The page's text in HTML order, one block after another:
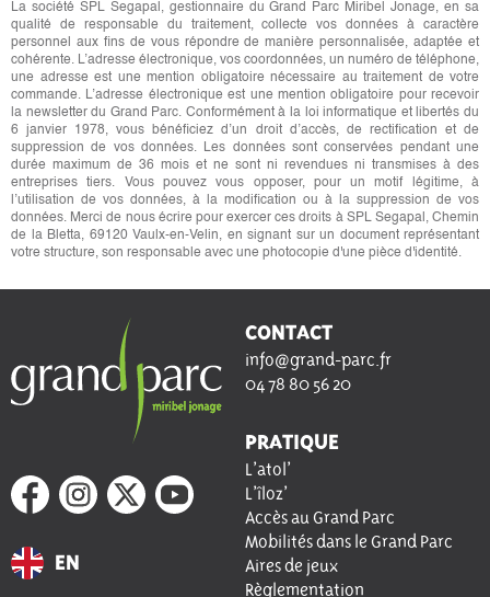
La société SPL Segapal, gestionnaire du Grand Parc Miribel Jonage, en sa
qualité de responsable du traitement, collecte vos données à caractère
personnel aux fins de vous répondre de manière personnalisée, adaptée et
cohérente. L’adresse électronique, vos coordonnées, un numéro de téléphone,
une adresse est une mention obligatoire nécessaire au traitement de votre
commande. L’adresse électronique est une mention obligatoire pour recevoir
la newsletter du Grand Parc. Conformément à la loi informatique et libertés du
6 janvier 1978, vous bénéficiez d’un droit d’accès, de rectification et de
suppression de vos données. Les données sont conservées pendant une
durée maximum de 36 mois et ne sont ni revendues ni transmises à des
entreprises tiers. Vous pouvez vous opposer, pour un motif légitime, à
l’utilisation de vos données, à la modification ou à la suppression de vos
données. Merci de nous écrire pour exercer ces droits à SPL Segapal, Chemin
de la Bletta, 69120 Vaulx-en-Velin, en signant sur un document représentant
votre structure, son responsable avec une photocopie d'une pièce d'identité.
EN
CONTACT
info@grand-parc.fr
04 78 80 56 20
PRATIQUE
L’atol’
L’îloz’
Accès au Grand Parc
Mobilités dans le Grand Parc
Aires de jeux
Règlementation